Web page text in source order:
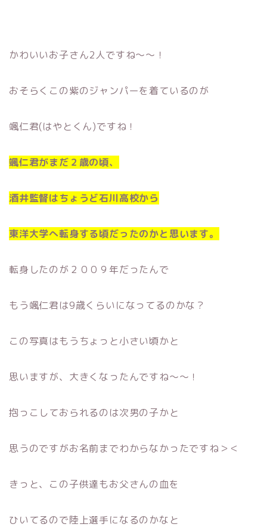
かわいいお子さん2人ですね〜〜！
おそらくこの紫のジャンパーを着ているのが
颯仁君(はやとくん)ですね！
颯仁君がまだ２歳の頃、
酒井監督はちょうど石川高校から
東洋大学へ転身する頃だったのかと思います。
転身したのが２００９年だったんで
もう颯仁君は9歳くらいになってるのかな？
この写真はもうちょっと小さい頃かと
思いますが、大きくなったんですね〜〜！
抱っこしておられるのは次男の子かと
思うのですがお名前までわからなかったですね＞＜
きっと、この子供達もお父さんの血を
ひいてるので陸上選手になるのかなと